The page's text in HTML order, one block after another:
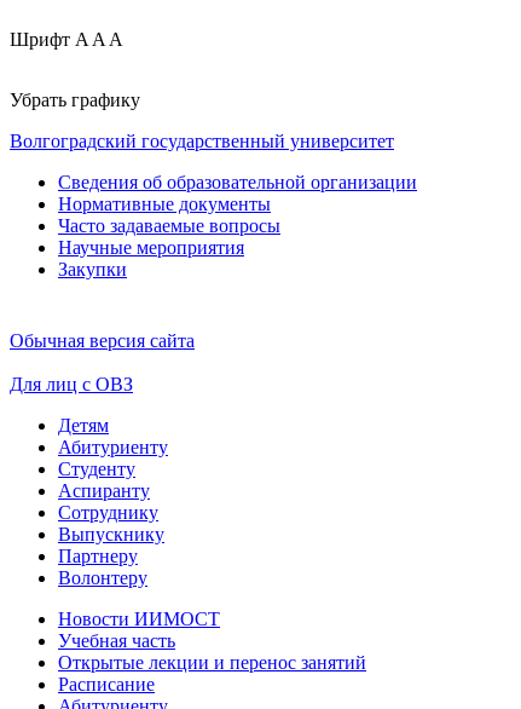
Шрифт A A A
Убрать графику
Волгоградский государственный университет
Сведения об образовательной организации
Нормативные документы
Часто задаваемые вопросы
Научные мероприятия
Закупки
Обычная версия сайта
Для лиц с ОВЗ
Детям
Абитуриенту
Студенту
Аспиранту
Сотруднику
Выпускнику
Партнеру
Волонтеру
Новости ИИМОСТ
Учебная часть
Открытые лекции и перенос занятий
Расписание